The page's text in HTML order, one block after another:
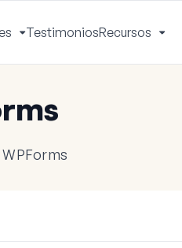
Activar
menú
TestimoniosRecursos